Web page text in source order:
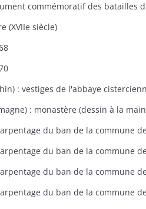
(XVIIe siècle)
: vestiges de l'abbaye